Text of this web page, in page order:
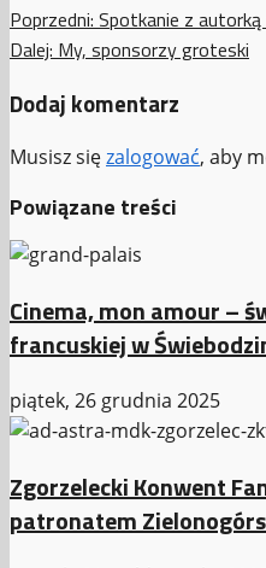
Zobacz
wpisy
Poprzedni: Spotkanie z
Dalej: My, sponsorzy groteski
Dodaj komentarz
Musisz sięzalogować, aby
Powiązane treści
Cinema, mon amour –
francuskiej w
piątek, 26 grudnia 2025
Zgorzelecki Konwent
patronatem